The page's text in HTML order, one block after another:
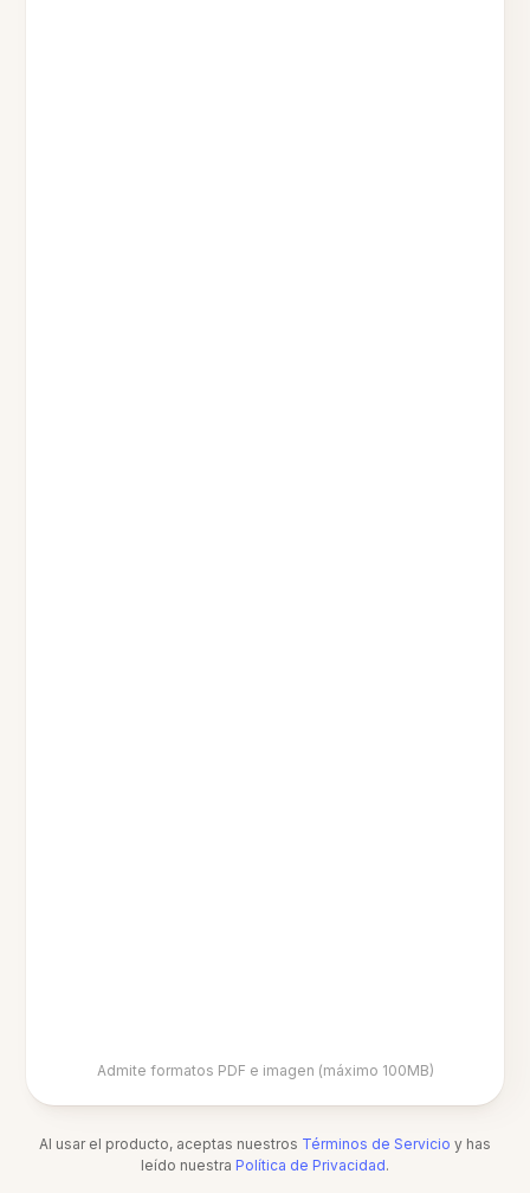
Admite formatos PDF e imagen (máximo 100MB)
Al usar el producto, aceptas nuestros Términos de Servicio y has
leído nuestra Política de Privacidad.